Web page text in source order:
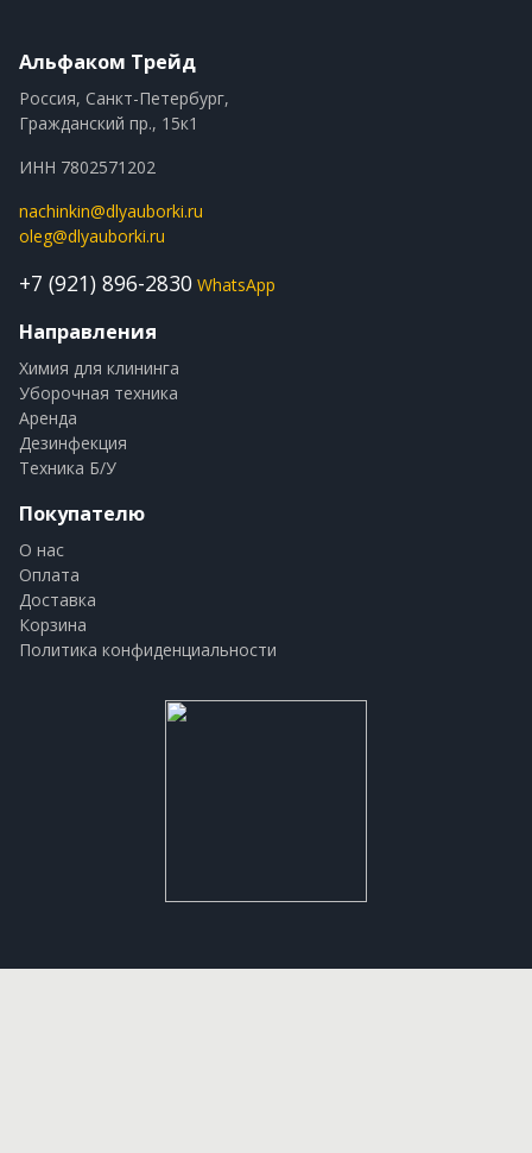
Альфаком Трейд
Россия, Санкт-Петербург,
Гражданский пр., 15к1
ИНН 7802571202
nachinkin@dlyauborki.ru
oleg@dlyauborki.ru
+7 (921) 896-2830 WhatsApp
Направления
Химия для клининга
Уборочная техника
Аренда
Дезинфекция
Техника Б/У
Покупателю
О нас
Оплата
Доставка
Корзина
Политика конфиденциальности